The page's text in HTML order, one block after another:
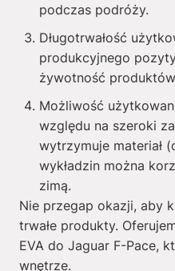
podczas podróży.
Długotrwałość
produkcyjnego
żywotność
Możliwość
względu na szeroki
wytrzymuje materiał
wykładzin można
zimą.
Nie przegap okazji, aby
trwałe produkty.
EVA do Jaguar F-Pace,
wnętrze.